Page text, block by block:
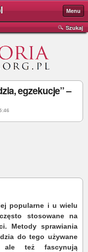
Menu
Szukaj
egzekucje” –
popularne i u wielu
stosowane na
Metody sprawiania
do tego używane
ale też fascynują